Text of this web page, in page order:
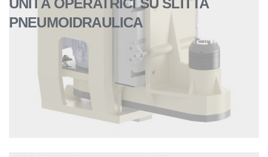
UNITÀ OPERATRICI SU SLITTA
PNEUMOIDRAULICA